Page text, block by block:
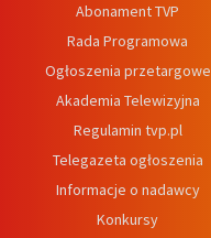
Abonament TVP
Rada Programowa
Ogłoszenia przetargowe
Akademia Telewizyjna
Regulamin tvp.pl
Telegazeta ogłoszenia
Informacje o nadawcy
Konkursy